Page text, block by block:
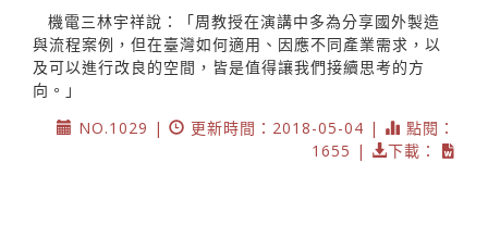
機電三林宇祥說：「周教授在演講中多為分享國外製造
與流程案例，但在臺灣如何適用、因應不同產業需求，以
及可以進行改良的空間，皆是值得讓我們接續思考的方
向。」
NO.1029 |
更新時間：2018-05-04 |
點閱：
1655 |
下載：